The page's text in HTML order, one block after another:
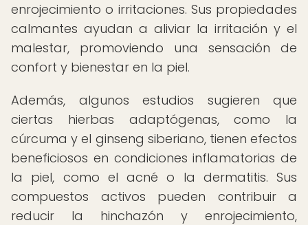
enrojecimiento o irritaciones. Sus propiedades
calmantes ayudan a aliviar la irritación y el
malestar, promoviendo una sensación de
confort y bienestar en la piel.
Además, algunos estudios sugieren que
ciertas hierbas adaptógenas, como la
cúrcuma y el ginseng siberiano, tienen efectos
beneficiosos en condiciones inflamatorias de
la piel, como el acné o la dermatitis. Sus
compuestos activos pueden contribuir a
reducir la hinchazón y enrojecimiento,